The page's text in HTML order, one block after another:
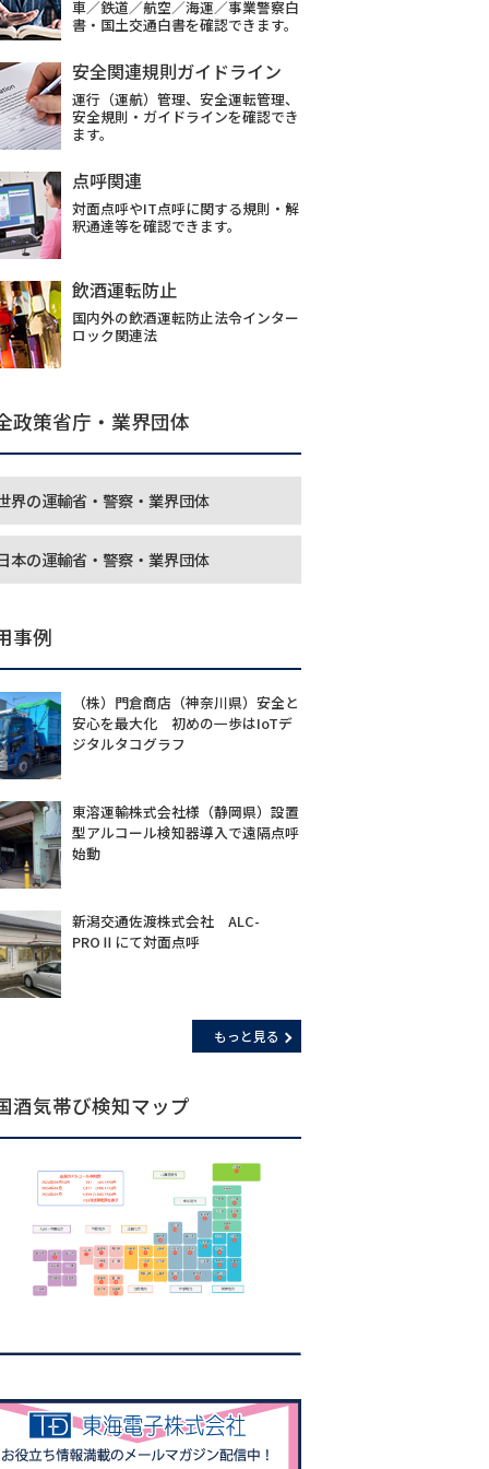
車／鉄道／航空／海運／事業警察白
書・国土交通白書を確認できます。
安全関連規則ガイドライン
運行（運航）管理、安全運転管理、
安全規則・ガイドラインを確認でき
ます。
点呼関連
対面点呼やIT点呼に関する規則・解
釈通達等を確認できます。
飲酒運転防止
国内外の飲酒運転防止法令インター
ロック関連法
政策省庁・業界団体
界の運輸省・警察・業界団体
本の運輸省・警察・業界団体
事例
（株）門倉商店（神奈川県）安全と
安心を最大化 初めの一歩はIoTデ
ジタルタコグラフ
東溶運輸株式会社様（静岡県）設置
型アルコール検知器導入で遠隔点呼
始動
新潟交通佐渡株式会社 ALC-
PROⅡにて対面点呼
もっと見る
酒気帯び検知マップ